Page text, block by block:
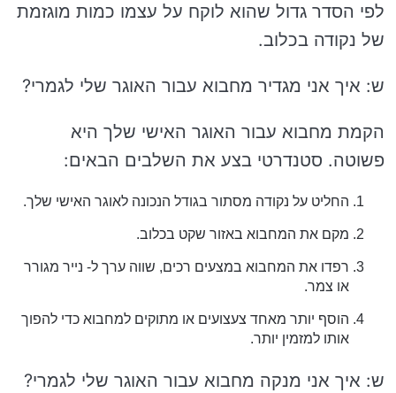
לפי הסדר גדול שהוא לוקח על עצמו כמות מוגזמת
של נקודה בכלוב.
ש: איך אני מגדיר מחבוא עבור האוגר שלי לגמרי?
הקמת מחבוא עבור האוגר האישי שלך היא
פשוטה. סטנדרטי בצע את השלבים הבאים:
החליט על נקודה מסתור בגודל הנכונה לאוגר האישי שלך.
מקם את המחבוא באזור שקט בכלוב.
רפדו את המחבוא במצעים רכים, שווה ערך ל- נייר מגורר
או צמר.
הוסף יותר מאחד צעצועים או מתוקים למחבוא כדי להפוך
אותו למזמין יותר.
ש: איך אני מנקה מחבוא עבור האוגר שלי לגמרי?